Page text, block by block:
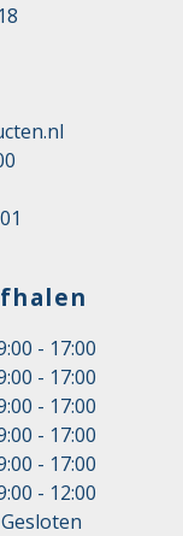
- 17:00
- 17:00
- 17:00
- 17:00
- 17:00
- 12:00
Gesloten